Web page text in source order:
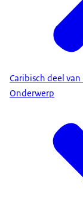
Caribisch deel
Onderwerp